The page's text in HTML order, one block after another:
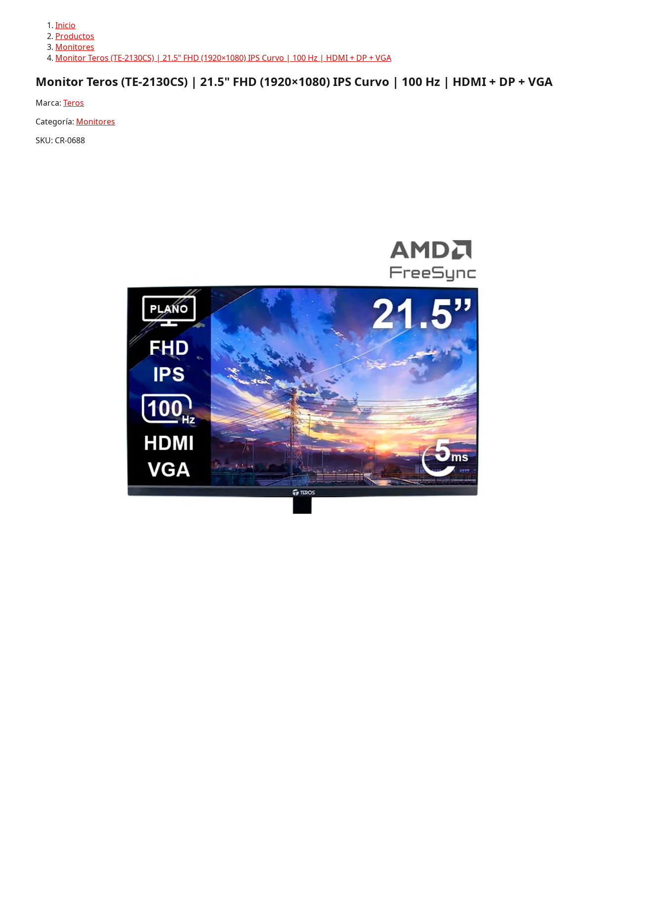
Inicio
Productos
Monitores
Monitor Teros (TE-2130CS) | 21.5" FHD (1920×1080) IPS Curvo | 100 Hz | HDMI + DP + VGA
Monitor Teros (TE-2130CS) | 21.5" FHD (1920×1080) IPS Curvo | 100 Hz | HDMI + DP + VGA
Marca: Teros
Categoría: Monitores
SKU: CR-0688